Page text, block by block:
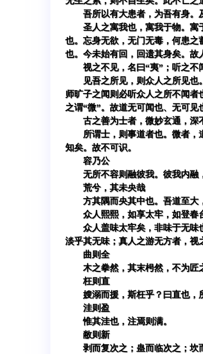
吾所以有大患者，为吾有身。
圣人之寓我也，寓我于物。寓
也。忘身无欲，无门无毒，何患
也。今未始有回，回遗其身矣。故
视之不见，名曰“夷”；听之不
见吾之所见，则众人之所见也
师旷子之闻则必听众人之所不闻
之谓“微”。故道无可闻也、无可见
古之善为士者，微妙玄通，深
所谓士，则事道者也。微者
知矣。故不可识。
容乃公
无所不容则融彼我。彼我内融
荒兮，其未央哉
方其隅而央其中也。吾道至大
众人熙熙，如享太牢，如登春
众人盖味太牢矣，非味于无味
淡乎其无味；真人之游无方者，视
曲则全
木之拳然，其末枵然，不为匠
枉则直
嫂溺而援，斯枉乎？曰直也，
洼则盈
惟其洼也，注焉则满。
敝则新
剥而复次之；蛊而临次之；坎